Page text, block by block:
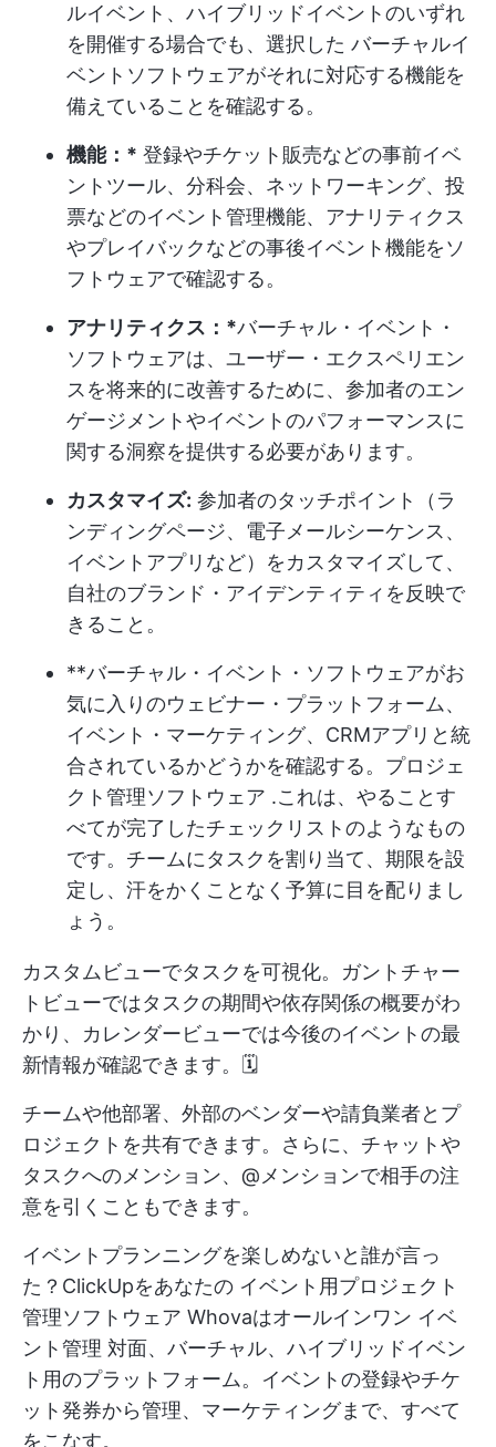
ルイベント、ハイブリッドイベントのいずれ
を開催する場合でも、選択した バーチャルイ
ベントソフトウェアがそれに対応する機能を
備えていることを確認する。
機能：* 登録やチケット販売などの事前イベ
ントツール、分科会、ネットワーキング、投
票などのイベント管理機能、アナリティクス
やプレイバックなどの事後イベント機能をソ
フトウェアで確認する。
アナリティクス：*バーチャル・イベント・
ソフトウェアは、ユーザー・エクスペリエン
スを将来的に改善するために、参加者のエン
ゲージメントやイベントのパフォーマンスに
関する洞察を提供する必要があります。
カスタマイズ: 参加者のタッチポイント（ラ
ンディングページ、電子メールシーケンス、
イベントアプリなど）をカスタマイズして、
自社のブランド・アイデンティティを反映で
きること。
**バーチャル・イベント・ソフトウェアがお
気に入りのウェビナー・プラットフォーム、
イベント・マーケティング、CRMアプリと統
合されているかどうかを確認する。 プロジェ
クト管理ソフトウェア .これは、やることす
べてが完了したチェックリストのようなもの
です。チームにタスクを割り当て、期限を設
定し、汗をかくことなく予算に目を配りまし
ょう。
カスタムビューでタスクを可視化。ガントチャー
トビューではタスクの期間や依存関係の概要がわ
かり、カレンダービューでは今後のイベントの最
新情報が確認できます。🗓️
チームや他部署、外部のベンダーや請負業者とプ
ロジェクトを共有できます。さらに、チャットや
タスクへのメンション、@メンションで相手の注
意を引くこともできます。
イベントプランニングを楽しめないと誰が言っ
た？ClickUpをあなたの イベント用プロジェクト
管理ソフトウェア Whovaはオールインワン イベ
ント管理 対面、バーチャル、ハイブリッドイベン
ト用のプラットフォーム。イベントの登録やチケ
ット発券から管理、マーケティングまで、すべて
をこなす。